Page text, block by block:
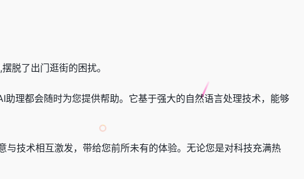
脱了出门逛街的困扰。
理都会随时为您提供帮助。它基于强大的自然语言处理技术，能够
技术相互激发，带给您前所未有的体验。无论您是对科技充满热